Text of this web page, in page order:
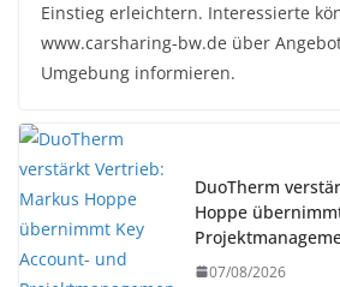
Einstieg erleichtern. Interessierte
www.carsharing-bw.de über
Umgebung informieren.
DuoTherm
Hoppe
07/08/2026